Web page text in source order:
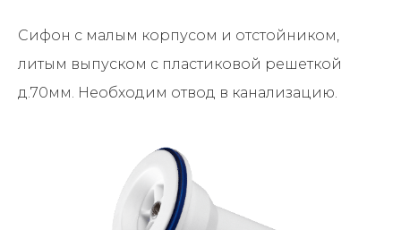
Сифон с малым корпусом и отстойником,
литым выпуском с пластиковой решеткой
д.70мм. Необходим отвод в канализацию.